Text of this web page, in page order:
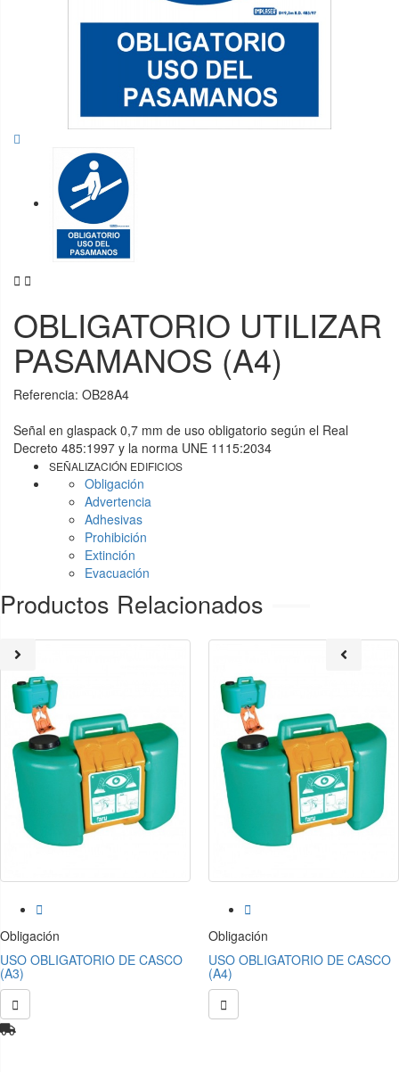
 
OBLIGATORIO UTILIZAR
PASAMANOS (A4)
Referencia: OB28A4
Señal en glaspack 0,7 mm de uso obligatorio según el Real
Decreto 485:1997 y la norma UNE 1115:2034
SEÑALIZACIÓN EDIFICIOS
Obligación
Advertencia
Adhesivas
Prohibición
Extinción
Evacuación
Productos Relacionados

Obligación
USO OBLIGATORIO DE CASCO
(A3)


Obligación
USO OBLIGATORIO DE CASCO
(A4)
